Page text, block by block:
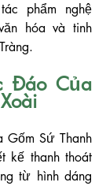
phẩm nghệ
hóa và tinh
Đáo Của
Gốm Sứ Thanh
kế thanh thoát
từ hình dáng